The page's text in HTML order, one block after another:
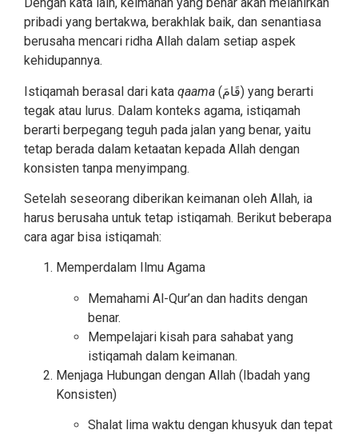
pribadi yang bertakwa, berakhlak baik, dan senantiasa
berusaha mencari ridha Allah dalam setiap aspek
kehidupannya.
Istiqamah berasal dari kata qaama (قَامَ) yang berarti
tegak atau lurus. Dalam konteks agama, istiqamah
berarti berpegang teguh pada jalan yang benar, yaitu
tetap berada dalam ketaatan kepada Allah dengan
konsisten tanpa menyimpang.
Setelah seseorang diberikan keimanan oleh Allah, ia
harus berusaha untuk tetap istiqamah. Berikut beberapa
cara agar bisa istiqamah:
Memperdalam Ilmu Agama
Memahami Al-Qur’an dan hadits dengan
benar.
Mempelajari kisah para sahabat yang
istiqamah dalam keimanan.
Menjaga Hubungan dengan Allah (Ibadah yang
Konsisten)
Shalat lima waktu dengan khusyuk dan tepat